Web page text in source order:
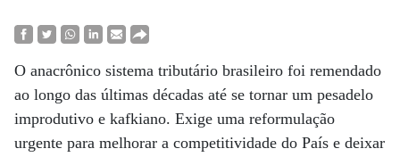
O anacrônico sistema tributário brasileiro foi remendado
ao longo das últimas décadas até se tornar um pesadelo
improdutivo e kafkiano. Exige uma reformulação
urgente para melhorar a competitividade do País e deixar